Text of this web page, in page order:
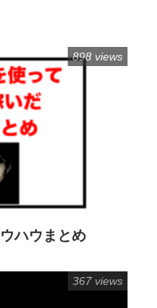
ハウまとめ
898 views
367 views